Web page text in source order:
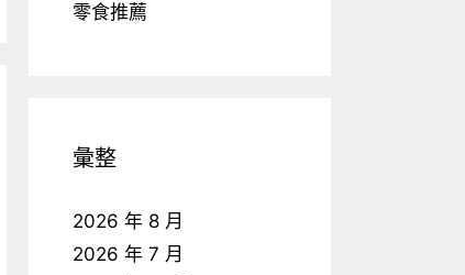
零食推薦
彙整
2026 年 8 月
2026 年 7 月